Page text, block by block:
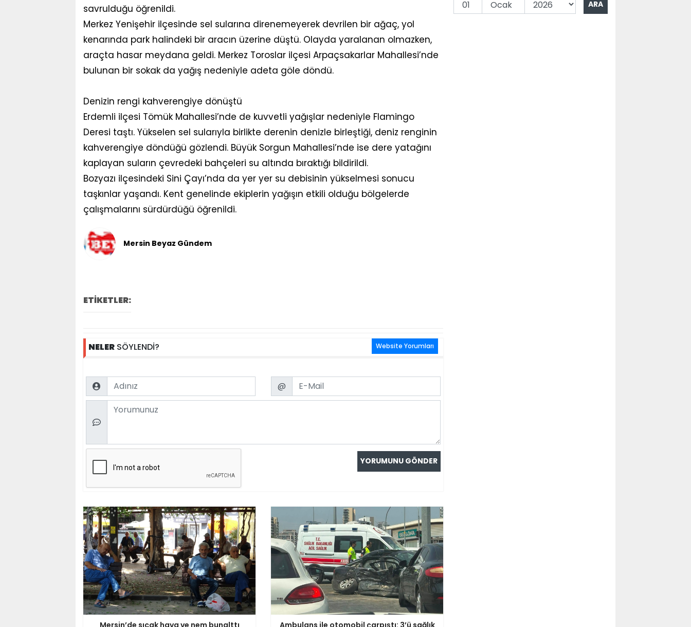
savrulduğu öğrenildi.
Merkez Yenişehir ilçesinde sel sularına direnemeyerek devrilen bir ağaç, yol
kenarında park halindeki bir aracın üzerine düştü. Olayda yaralanan olmazken,
araçta hasar meydana geldi. Merkez Toroslar ilçesi Arpaçsakarlar Mahallesi’nde
bulunan bir sokak da yağış nedeniyle adeta göle döndü.
Denizin rengi kahverengiye dönüştü
Erdemli ilçesi Tömük Mahallesi’nde de kuvvetli yağışlar nedeniyle Flamingo
Deresi taştı. Yükselen sel sularıyla birlikte derenin denizle birleştiği, deniz renginin
kahverengiye döndüğü gözlendi. Büyük Sorgun Mahallesi’nde ise dere yatağını
kaplayan suların çevredeki bahçeleri su altında bıraktığı bildirildi.
Bozyazı ilçesindeki Sini Çayı’nda da yer yer su debisinin yükselmesi sonucu
taşkınlar yaşandı. Kent genelinde ekiplerin yağışın etkili olduğu bölgelerde
çalışmalarını sürdürdüğü öğrenildi.
Mersin Beyaz Gündem
ETİKETLER:
NELER SÖYLENDİ? Website Yorumları
Name Email
@
Comment
Mersin’de sıcak hava ve nem bunalttı Ambulans ile otomobil çarpıştı: 3’ü sağlık